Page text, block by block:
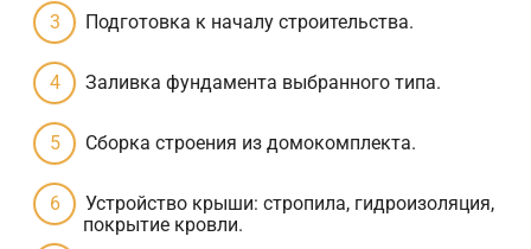
Подготовка к началу строительства.
Заливка фундамента выбранного типа.
Сборка строения из домокомплекта.
Устройство крыши: стропила, гидроизоляция,
покрытие кровли.